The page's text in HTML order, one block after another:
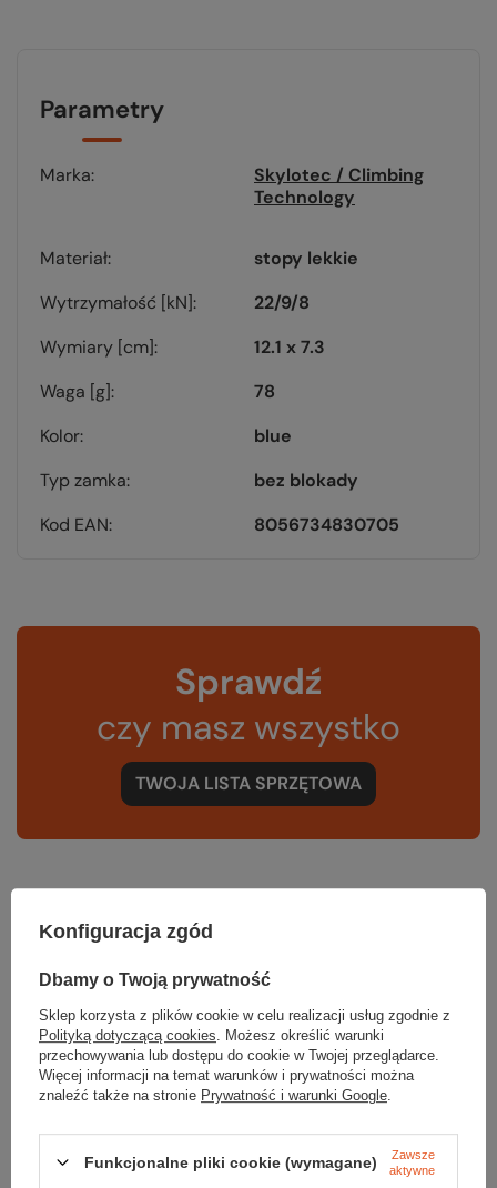
Parametry
Marka
Skylotec / Climbing
Technology
Materiał
stopy lekkie
Wytrzymałość [kN]
22/9/8
Wymiary [cm]
12.1 x 7.3
Waga [g]
78
Kolor
blue
Typ zamka
bez blokady
Kod EAN
8056734830705
Sprawdź
czy masz wszystko
TWOJA LISTA SPRZĘTOWA
Gwarancja
RĘKOJMIA 24 M-CE
Na sprzedawane produkty udzielana jest 24-miesięczna rękojmia na
podstawie ustawy z dnia 30 maja 2014r. o prawach konsumenta.
PODMIOT ODPOWIEDZIALNY ZA TEN PRODUKT NA TERENIE UE
ALUDESIGN S.p.A. a socio unico Więcej
Konfiguracja zgód
Dbamy o Twoją prywatność
Sklep korzysta z plików cookie w celu realizacji usług zgodnie z
Polityką dotyczącą cookies . Możesz określić warunki
przechowywania lub dostępu do cookie w Twojej przeglądarce.
Więcej informacji na temat warunków i prywatności można
znaleźć także na stronie Prywatność i warunki Google
Funkcjonalne pliki cookie (wymagane)
Zawsze
aktywne